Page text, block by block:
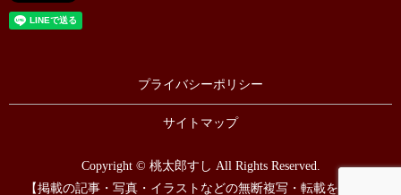
プライバシーポリシー
サイトマップ
Copyright © 桃太郎すし All Rights Reserved.
【掲載の記事・写真・イラストなどの無断複写・転載を禁じま